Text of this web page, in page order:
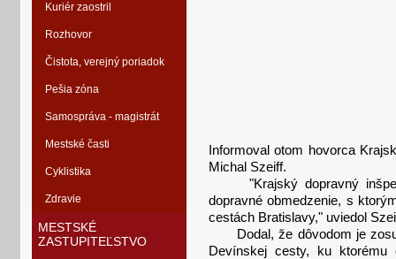
Kuriér zaostril
Rozhovor
Čistota, verejný poriadok
Pešia zóna
Samospráva - magistrát
Mestské časti
Cyklistika
Zdravie
MESTSKÉ
ZASTUPITEĽSTVO
Informoval otom hovorca
Michal Szeiff.
"Krajský dopravný
dopravné obmedzenie, s
cestách Bratislavy," uviedol
Dodal, že dôvodom je
Devínskej cesty, ku